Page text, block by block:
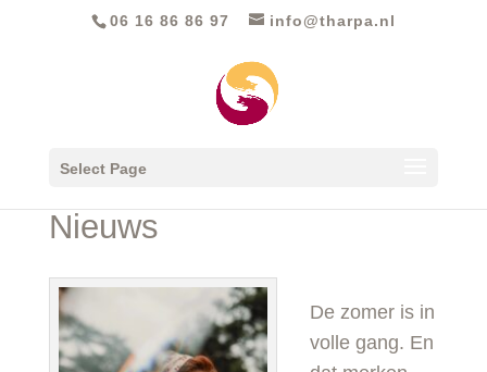
06 16 86 86 97‬ info@tharpa.nl
Select Page
Nieuws
De zomer is in
volle gang. En